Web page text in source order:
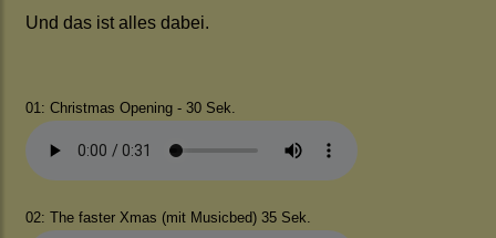
Und das ist alles dabei.
01: Christmas Opening - 30 Sek.
02: The faster Xmas (mit Musicbed) 35 Sek.